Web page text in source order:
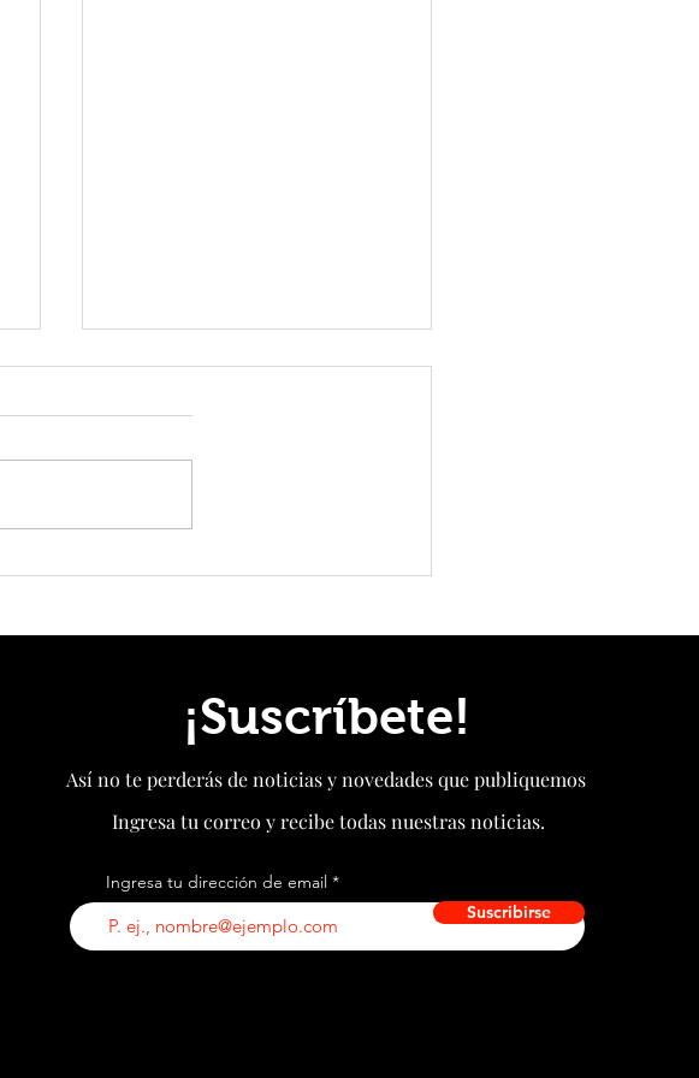
Argentina y China renuevan por cinco
¡Suscríbete!
Así no te perderás de noticias y novedades que publiquemos
Ingresa tu correo y recibe todas nuestras noticias.
Ingresa tu dirección de email
Suscribirse